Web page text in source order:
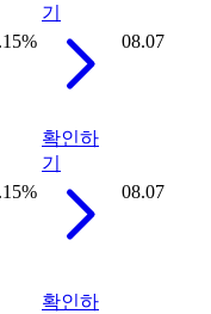
%
기
08.07
%
확인하
기
08.07
확인하